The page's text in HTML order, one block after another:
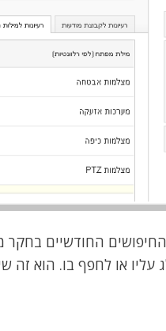
החודשיים
עליו או לחפף בו. הוא זה